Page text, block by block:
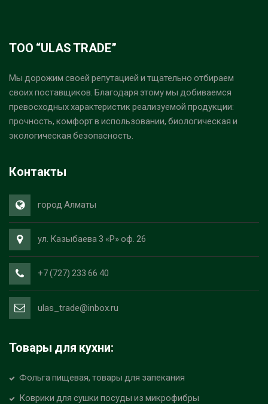
ТОО “ULAS TRADE”
Мы дорожим своей репутацией и тщательно отбираем
своих поставщиков. Благодаря этому мы добиваемся
превосходных характеристик реализуемой продукции:
прочность, комфорт в использовании, биологическая и
экологическая безопасность.
Контакты
город Алматы
ул. Казыбаева 3 «Р» оф. 26
+7 (727) 233 66 40
ulas_trade@inbox.ru
Товары для кухни:
Фольга пищевая, товары для запекания
Коврики для сушки посуды из микрофибры